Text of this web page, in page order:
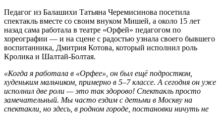
Педагог из Балашихи Татьяна Черемисинова посетила
спектакль вместе со своим внуком Мишей, а около 15 лет
назад сама работала в театре «Орфей» педагогом по
хореографии — и на сцене с радостью узнала своего бывшего
воспитанника, Дмитрия Котова, который исполнил роль
Кролика и Шалтай-Болтая.
«Когда я работала в «Орфее», он был ещё подростком,
худеньким мальчиком, примерно в 5–7 классе. А сегодня он уже
исполнил две роли — это так здорово! Спектакль просто
замечательный. Мы часто ездим с детьми в Москву на
спектакли, но здесь, в родном городе, постановки ничуть не